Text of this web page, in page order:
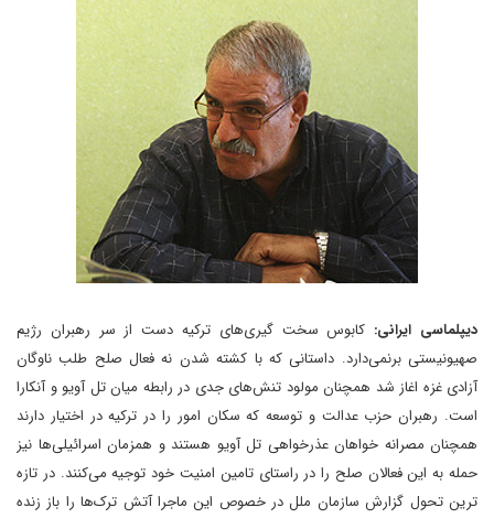
دیپلماسی ایرانی: کابوس سخت گیری‌های ترکیه دست از سر رهبران رژیم
صهیونیستی برنمی‌دارد. داستانی که با کشته شدن نه فعال صلح طلب ناوگان
آزادی غزه اغاز شد همچنان مولود تنش‌های جدی در رابطه میان تل آویو و آنکارا
است. رهبران حزب عدالت و توسعه که سکان امور را در ترکیه در اختیار دارند
همچنان مصرانه خواهان عذرخواهی تل آویو هستند و همزمان اسرائیلی‌ها نیز
حمله به این فعالان صلح را در راستای تامین امنیت خود توجیه می‌کنند. در تازه
ترین تحول گزارش سازمان ملل در خصوص این ماجرا آتش ترک‌ها را باز زنده